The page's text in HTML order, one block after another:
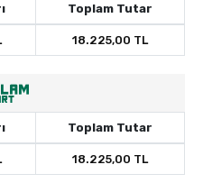
Toplam Tutar
18.225,00 TL
Toplam Tutar
18.225,00 TL